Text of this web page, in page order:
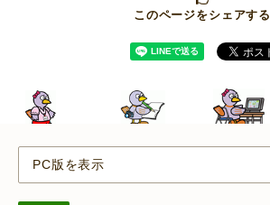
このページをシェアする
PC版を表示